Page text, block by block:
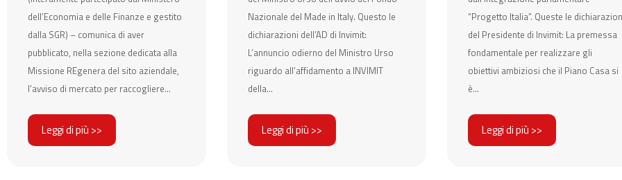
dell’Economia e delle Finanze e gestito
dalla SGR) – comunica di aver
pubblicato, nella sezione dedicata alla
Missione REgenera del sito aziendale,
l’avviso di mercato per raccogliere...
Leggi di più >>
Nazionale del Made in Italy. Questo le
dichiarazioni dell’AD di Invimit:
L’annuncio odierno del Ministro Urso
riguardo all’affidamento a INVIMIT
della...
Leggi di più >>
“Progetto Italia”. Queste le
del Presidente di Invimit: La premessa
fondamentale per realizzare gli
obiettivi ambiziosi che il Piano Casa si
è...
Leggi di più >>